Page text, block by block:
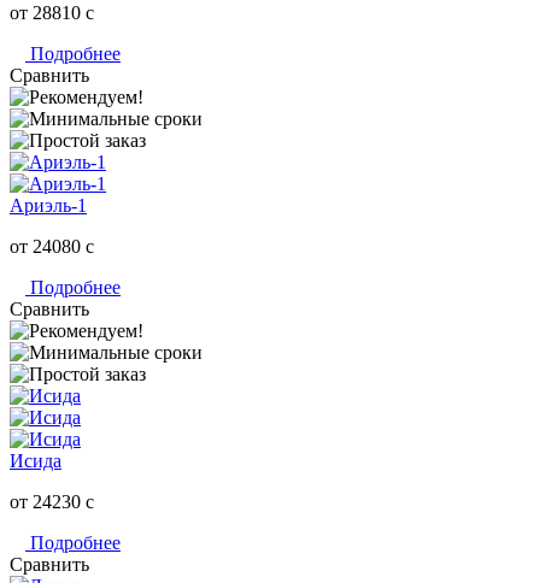
от 28810 c
Подробнее
Сравнить
Ариэль-1
от 24080 c
Подробнее
Сравнить
Исида
от 24230 c
Подробнее
Сравнить